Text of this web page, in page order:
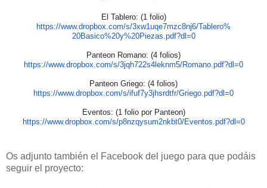
El Tablero: (1 folio)
https://www.dropbox.com/s/3xw1uqe7mzc8nj6/Tablero%
20Basico%20y%20Piezas.pdf?dl=0
Panteon Romano: (4 folios)
https://www.dropbox.com/s/3jqh722s4leknm5/Romano.pdf?dl=0
Panteon Griego: (4 folios)
https://www.dropbox.com/s/ifuf7y3jhsrdtfr/Griego.pdf?dl=0
Eventos: (1 folio por Panteon)
https://www.dropbox.com/s/p8nzqysum2nkbt0/Eventos.pdf?dl=0
Os adjunto también el Facebook del juego para que podáis
seguir el proyecto: